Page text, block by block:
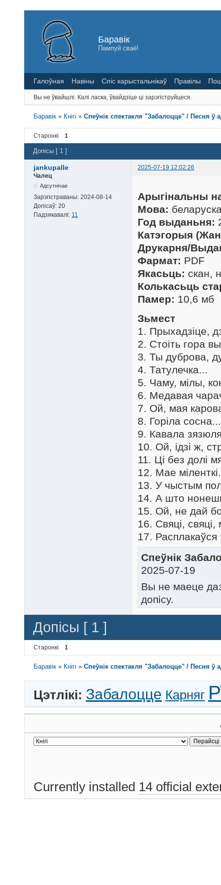
Баравік
Пампуй сваё!
Галоўная Навіны Спіс карыстальнікаў Правілы
Вы не ўвайшлі. Калі ласка, ўвайдзіце ці зарэгіструйцеся.
Баравік » Кнігі »Спеўнік спектакля "Забалоцце" / Песня ў
Старонкі 1
Допісы [ 1 ]
jankupalle
2025-07-19 12:02:26
Чалец
Адсутнічае
Зарэгістраваны: 2024-08-14
Допісаў: 20
Падзякавалі: 11
Арыгінальны
Мова:
Год выданьня:
Катэгорыя
Друкарня/
Фармат: PDF
Якасьць: скан,
Колькасьць
Памер: 10,6 мб
Зьмест
1. Прыхадзіце,
2. Стоіть гора
3. Ты дуброва,
4. Татулечка...
5. Чаму, мілы,
6. Медавая
7. Ой, мая
8. Горіла сосна...
9. Кавала
10. Ой, ідзі ж,
11. Ці без долі
12. Мае
13. У чыстым
14. А што
15. Ой, не дай
16. Свяці,
17. Расплакаўся
Спеўнік
2025-07-19
Вы не маеце
допісу.
Допісы [ 1 ]
Старонкі 1
Баравік » Кнігі »Спеўнік спектакля "Забалоцце" / Песня ў
Цэтлікі: Забалоцце Карняг
Currently installed 14 official